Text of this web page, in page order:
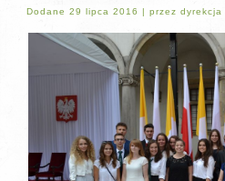
Dodane 29 lipca 2016 |przez dyrekcja